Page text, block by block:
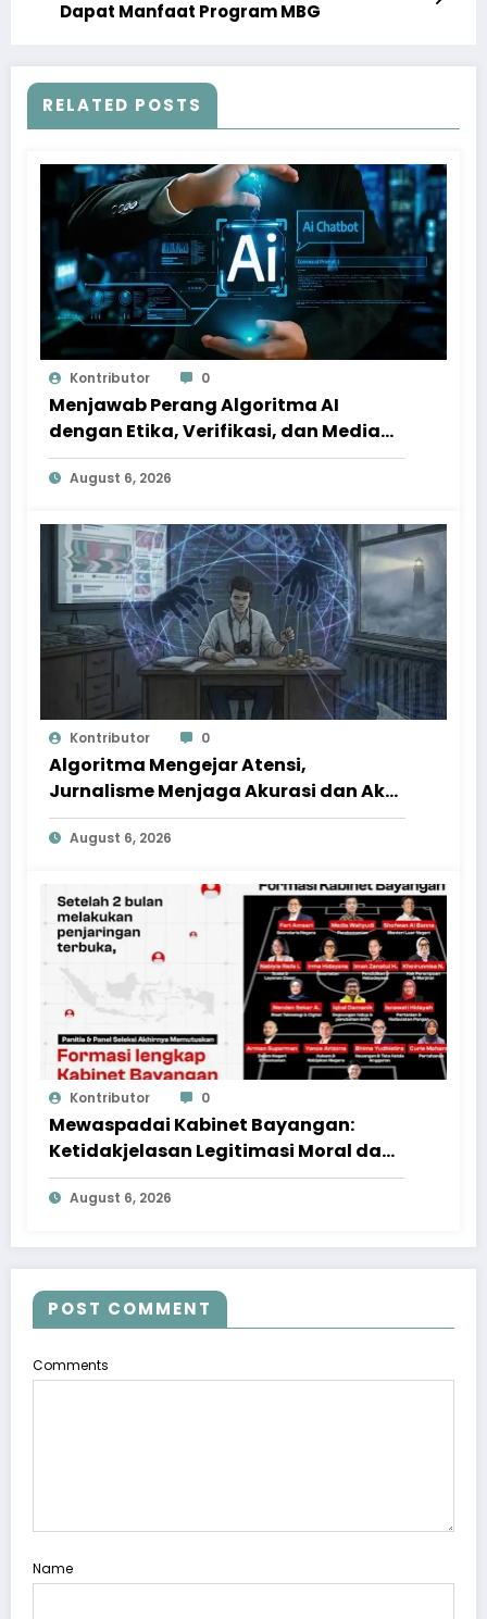
Dapat Manfaat Program MBG
RELATED POSTS
Kontributor 0
Menjawab Perang Algoritma AI
dengan Etika, Verifikasi, dan Media
Tepercaya
August 6, 2026
Kontributor 0
Algoritma Mengejar Atensi,
Jurnalisme Menjaga Akurasi dan Akal
Sehat Publik
August 6, 2026
Kontributor 0
Mewaspadai Kabinet Bayangan:
Ketidakjelasan Legitimasi Moral dan
Representasi
August 6, 2026
POST COMMENT
Comments
Name